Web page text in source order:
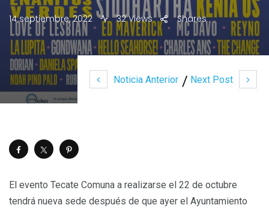
Noticia Anterior Next Post
14 septiembre, 2022 32 Views Shares
El evento Tecate Comuna a realizarse el 22 de octubre
tendrá nueva sede después de que ayer el Ayuntamiento